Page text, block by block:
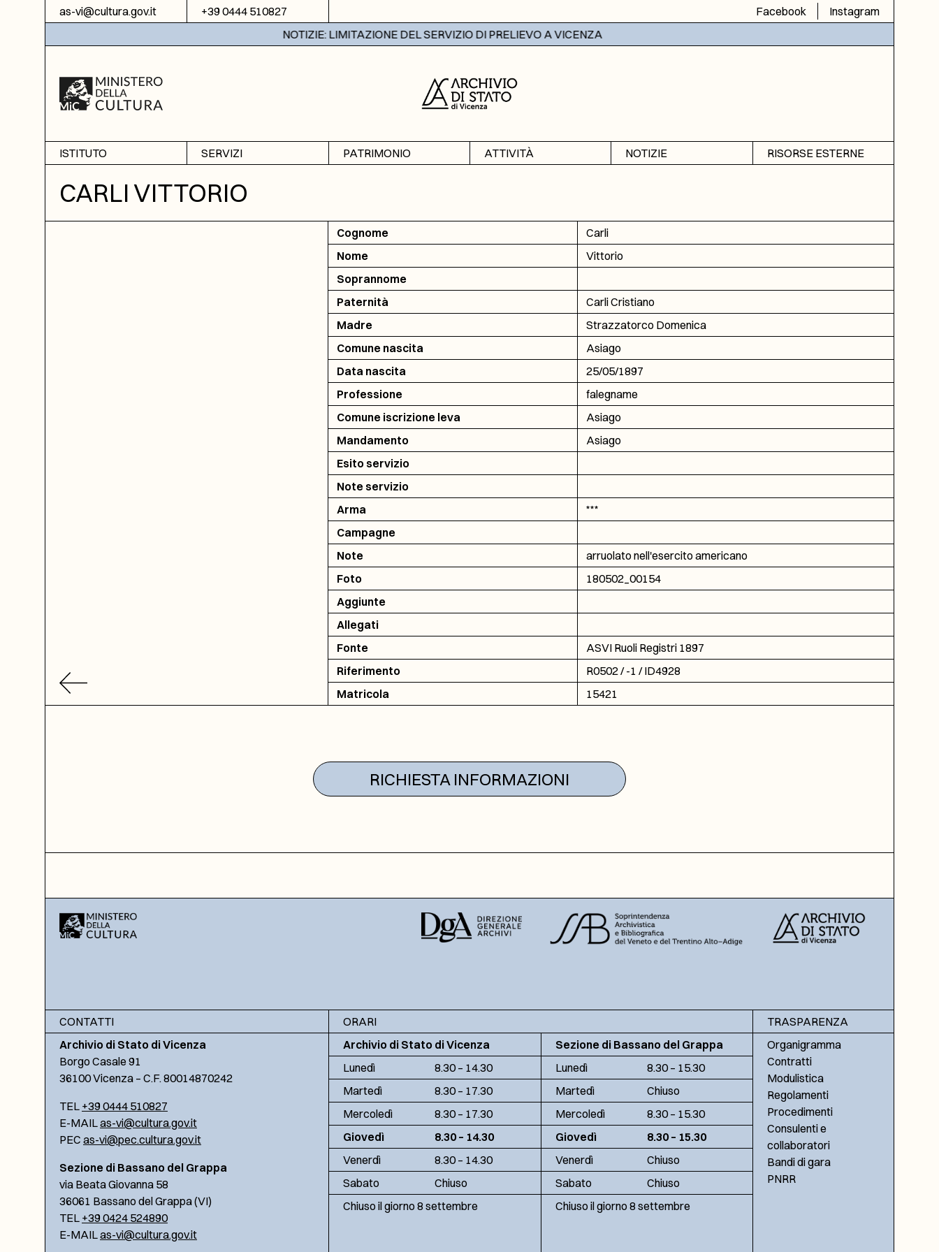
Vai al contenuto
as-vi@cultura.gov.it +39 0444 510827 Facebook
Instagram
NOTIZIE: LIMITAZIONE DEL SERVIZIO DI PRELIEVO A VICENZA
ISTITUTO
Informazioni
Sezione di Bassano del
SERVIZI
Ricerche
Fotoriproduzione
PATRIMONIO
ATTIVITÀ
NOTIZIE
RISORSE ESTERNE
DGA
ICAR
CARLI VITTORIO
Cognome
Carli
Nome
Vittorio
Soprannome
Paternità
Carli Cristiano
Madre
Strazzatorco Domenica
Comune nascita
Asiago
Data nascita
25/05/1897
Professione
falegname
Comune iscrizione leva
Asiago
Mandamento
Asiago
Esito servizio
Note servizio
Arma
***
Campagne
Note
arruolato nell'esercito americano
Foto
180502_00154
Aggiunte
Allegati
Fonte
ASVI Ruoli Registri 1897
Riferimento
R0502 / -1 / ID4928
Matricola
15421
RICHIESTA INFORMAZIONI
CONTATTI
Archivio di Stato di Vicenza
Borgo Casale 91
36100 Vicenza – C.F. 80014870242
TEL +39 0444 510827
E-MAILas-vi@cultura.gov.it
PEC as-vi@pec.cultura.gov.it
Sezione di Bassano del Grappa
via Beata Giovanna 58
36061 Bassano del Grappa (VI)
TEL +39 0424 524890
E-MAILas-vi@cultura.gov.it
ORARI
Archivio di Stato di Vicenza
Lunedì
8.30 – 14.30
Martedì
8.30 – 17.30
Mercoledì
8.30 – 17.30
Giovedì
8.30 – 14.30
Venerdì
8.30 – 14.30
Sabato
Chiuso
Chiuso il giorno 8 settembre
Sezione di Bassano del Grappa
Lunedì
8.30 – 15.30
Martedì
Chiuso
Mercoledì
8.30 – 15.30
Giovedì
8.30 – 15.30
Venerdì
Chiuso
Sabato
Chiuso
Chiuso il giorno 8 settembre
TRASPARENZA
Organigramma
Contratti
Modulistica
Regolamenti
Procedimenti
Consulenti e
collaboratori
Bandi di gara
PNRR